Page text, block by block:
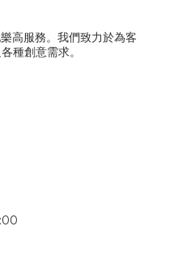
高服務。我們致力於為客
種創意需求。